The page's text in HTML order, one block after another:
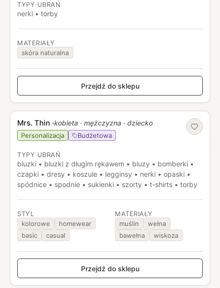
kolor, długość paska i detale do własnego stylu.
TYPY UBRAŃ
nerki • torby
MATERIAŁY
skóra naturalna
Przejdź do sklepu
Mrs. Thin ·kobieta · mężczyzna · dziecko
Personalizacja Budżetowa
TYPY UBRAŃ
bluzki • bluzki z długim rękawem • bluzy • bomberki •
czapki • dresy • koszule • legginsy • nerki • opaski •
spódnice • spodnie • sukienki • szorty • t-shirts • torby
STYL
kolorowe
homewear
basic
casual
MATERIAŁY
muślin
wełna
bawełna
wiskoza
Przejdź do sklepu